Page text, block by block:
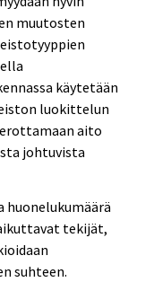
muutosten
käytetään
luokittelun
aito
johtuvista
huonelukumäärä
tekijät,
suhteen.